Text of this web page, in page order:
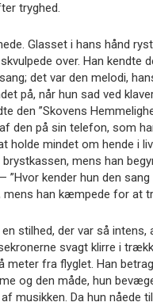
tryghed.
Glasset i hans hånd
over. Han kendte
det var den melodi,
på, når hun sad ved
den ”Skovens
den på sin telefon, som
holde mindet om hende i
mens han
kender hun den sang
mens han kæmpede for at
stilhed, der var så intens,
svagt klirre i
meter fra flyglet. Han
og den måde, hun
musikken. Da hun nåede